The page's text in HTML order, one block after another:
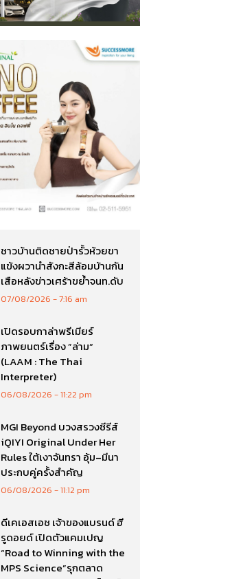
ชาวบ้านติดชายป่ารั้วห้วยขา
แข้งผวานำสังกะสีล้อมบ้านกัน
เสือหลังข่าวเศร้าขย้ำจนท.ดับ
07/08/2026 7:16 am
เปิดรอบกาล่าพรีเมียร์
ภาพยนตร์เรื่อง ”ล่าม“
(LAAM : The Thai
Interpreter)
06/08/2026 11:22 pm
MGI Beyond บวงสรวงซีรีส์
iQIYI Original Under Her
Rules ใต้เงาจันทรา อุ้ม–มีนา
ประกบคู่ครั้งสำคัญ
06/08/2026 11:12 pm
ดีเคเอสเอช เจ้าของแบรนด์ ฮี
รูดอยด์ เปิดตัวแคมเปญ
“Road to Winning with the
MPS Science”รุกตลาด